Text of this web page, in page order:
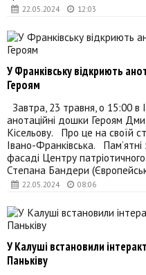
22.05.2024 12:03
22.05.2024 08:06
У Франківську відкриють
Героям
Завтра, 23 травня, о 15:00 в
анотаційні дошки Героям
Кісельову. Про це на своїй
Івано-Франківська.
фасаді Центру патріотичного
Степана Бандери
У Калуші встановили
Паньківу